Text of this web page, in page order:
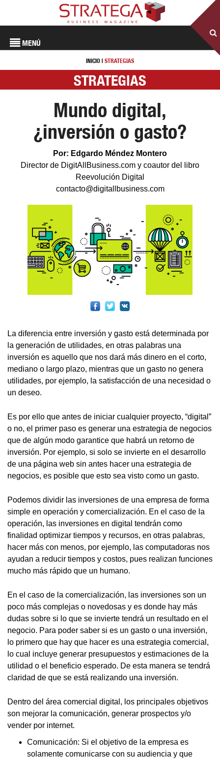
MENÚ
INICIO | STRATEGIAS
STRATEGIAS
Mundo digital,
¿inversión o gasto?
Por: Edgardo Méndez Montero
Director de DigitAllBusiness.com y coautor del libro
Reevolución Digital
contacto@digitallbusiness.com
La diferencia entre inversión y gasto está determinada por
la generación de utilidades, en otras palabras una
inversión es aquello que nos dará más dinero en el corto,
mediano o largo plazo, mientras que un gasto no genera
utilidades, por ejemplo, la satisfacción de una necesidad o
un deseo.
Es por ello que antes de iniciar cualquier proyecto, “digital”
o no, el primer paso es generar una estrategia de negocios
que de algún modo garantice que habrá un retorno de
inversión. Por ejemplo, si solo se invierte en el desarrollo
de una página web sin antes hacer una estrategia de
negocios, es posible que esto sea visto como un gasto.
Podemos dividir las inversiones de una empresa de forma
simple en operación y comercialización. En el caso de la
operación, las inversiones en digital tendrán como
finalidad optimizar tiempos y recursos, en otras palabras,
hacer más con menos, por ejemplo, las computadoras nos
ayudan a reducir tiempos y costos, pues realizan funciones
mucho más rápido que un humano.
En el caso de la comercialización, las inversiones son un
poco más complejas o novedosas y es donde hay más
dudas sobre si lo que se invierte tendrá un resultado en el
negocio. Para poder saber si es un gasto o una inversión,
lo primero que hay que hacer es una estrategia comercial,
lo cual incluye generar presupuestos y estimaciones de la
utilidad o el beneficio esperado. De esta manera se tendrá
claridad de que se está realizando una inversión.
Dentro del área comercial digital, los principales objetivos
son mejorar la comunicación, generar prospectos y/o
vender por internet.
Comunicación: Si el objetivo de la empresa es
solamente comunicarse con su audiencia y que